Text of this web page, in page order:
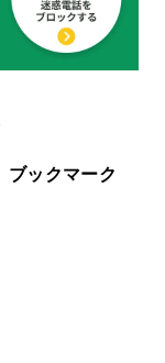
ブックマーク